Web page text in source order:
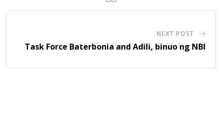
NEXT POST
Task Force Baterbonia and Adili, binuo ng NBI